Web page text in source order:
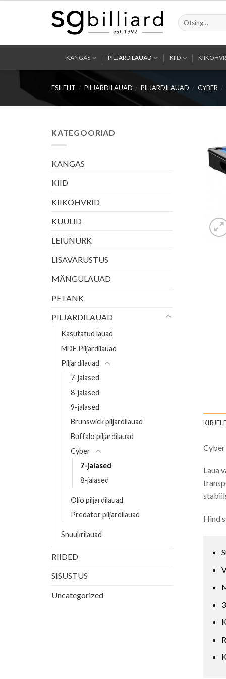
Otsi:
KANGAS PILJARDILAUAD KIID
ESILEHT / PILJARDILAUAD / PILJARDILAUAD / CYBER /
KATEGOORIAD
KANGAS
KIID
KIIKOHVRID
KUULID
LEIUNURK
LISAVARUSTUS
MÄNGULAUAD
PETANK
PILJARDILAUAD
Kasutatud lauad
MDF Piljardilauad
Piljardilauad
7-jalased
8-jalased
9-jalased
Brunswick piljardilauad
Buffalo piljardilauad
Cyber
7-jalased
8-jalased
Olio piljardilauad
Predator piljardilauad
Snuukrilauad
RIIDED
SISUSTUS
Uncategorized
Cyber
Laua
Hind